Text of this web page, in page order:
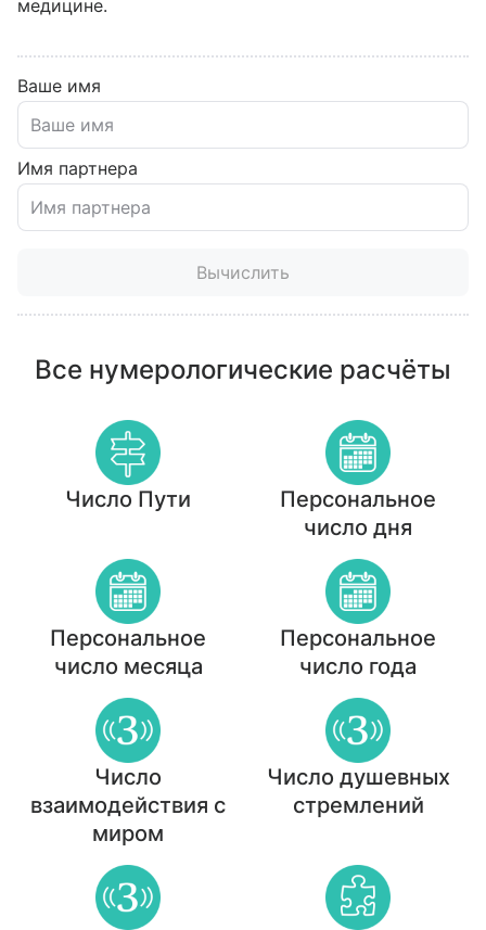
медицине.
Ваше имя
Имя партнера
Вычислить
Все нумерологические расчёты
Число Пути
Персональное
число дня
Персональное
число месяца
Персональное
число года
Число
взаимодействия с
миром
Число душевных
стремлений